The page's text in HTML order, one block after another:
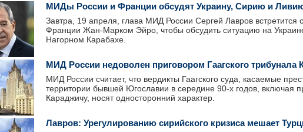
МИДы России и Франции обсудят Украину, Сирию и
Завтра, 19 апреля, глава МИД России Сергей Лавров встретится
Франции Жан-Марком Эйро, чтобы обсудить ситуацию на
Нагорном Карабахе.
МИД России недоволен приговором Гаагского трибунала
МИД России считает, что вердикты Гаагского суда, касаемые
территории бывшей Югославии в середине 90-х годов, включая
Караджичу, носят односторонний характер.
Лавров: Урегулированию сирийского кризиса мешает